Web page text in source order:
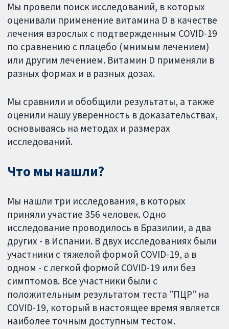
Мы провели поиск исследований, в которых
оценивали применение витамина D в качестве
лечения взрослых с подтвержденным COVID-19
по сравнению с плацебо (мнимым лечением)
или другим лечением. Витамин D применяли в
разных формах и в разных дозах.
Мы сравнили и обобщили результаты, а также
оценили нашу уверенность в доказательствах,
основываясь на методах и размерах
исследований.
Что мы нашли?
Мы нашли три исследования, в которых
приняли участие 356 человек. Одно
исследование проводилось в Бразилии, а два
других - в Испании. В двух исследованиях были
участники с тяжелой формой COVID-19, а в
одном - с легкой формой COVID-19 или без
симптомов. Все участники были с
положительным результатом теста ”ПЦР” на
COVID-19, который в настоящее время является
наиболее точным доступным тестом.